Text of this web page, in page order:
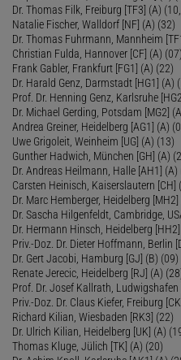
Dr. Thomas Filk, Freiburg [TF3] (A)
Natalie Fischer, Walldorf [NF] (A) (32)
Dr. Thomas Fuhrmann, Mannheim
Christian Fulda, Hannover [CF] (A) (07)
Frank Gabler, Frankfurt [FG1] (A) (22)
Dr. Harald Genz, Darmstadt [HG1] (A)
Prof. Dr. Henning Genz, Karlsruhe
Dr. Michael Gerding, Potsdam [MG2]
Andrea Greiner, Heidelberg [AG1] (A)
Uwe Grigoleit, Weinheim [UG] (A) (13)
Gunther Hadwich, München [GH] (A)
Dr. Andreas Heilmann, Halle [AH1] (A)
Carsten Heinisch, Kaiserslautern [CH]
Dr. Marc Hemberger, Heidelberg
Dr. Sascha Hilgenfeldt, Cambridge,
Dr. Hermann Hinsch, Heidelberg
Priv.-Doz. Dr. Dieter Hoffmann, Berlin
Dr. Gert Jacobi, Hamburg [GJ] (B) (09)
Renate Jerecic, Heidelberg [RJ] (A)
Prof. Dr. Josef Kallrath, Ludwigshafen
Priv.-Doz. Dr. Claus Kiefer, Freiburg
Richard Kilian, Wiesbaden [RK3] (22)
Dr. Ulrich Kilian, Heidelberg [UK] (A)
Thomas Kluge, Jülich [TK] (A) (20)